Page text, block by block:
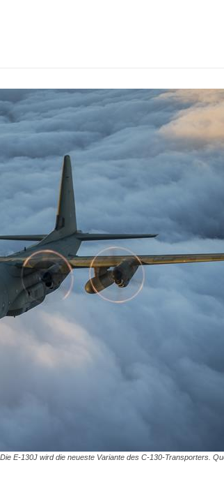
Die E-130J wird die neueste Variante des C-130-Transporters.